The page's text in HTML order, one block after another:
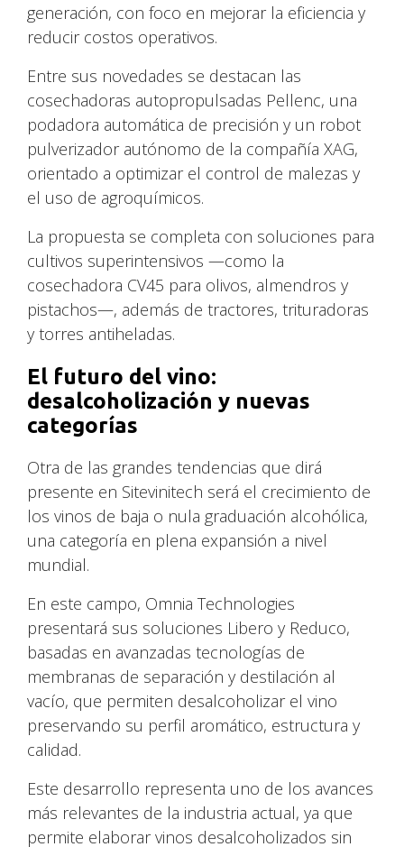
generación, con foco en mejorar la eficiencia y
reducir costos operativos.
Entre sus novedades se destacan las
cosechadoras autopropulsadas Pellenc, una
podadora automática de precisión y un robot
pulverizador autónomo de la compañía XAG,
orientado a optimizar el control de malezas y
el uso de agroquímicos.
La propuesta se completa con soluciones para
cultivos superintensivos —como la
cosechadora CV45 para olivos, almendros y
pistachos—, además de tractores, trituradoras
y torres antiheladas.
El futuro del vino:
desalcoholización y nuevas
categorías
Otra de las grandes tendencias que dirá
presente en Sitevinitech será el crecimiento de
los vinos de baja o nula graduación alcohólica,
una categoría en plena expansión a nivel
mundial.
En este campo, Omnia Technologies
presentará sus soluciones Libero y Reduco,
basadas en avanzadas tecnologías de
membranas de separación y destilación al
vacío, que permiten desalcoholizar el vino
preservando su perfil aromático, estructura y
calidad.
Este desarrollo representa uno de los avances
más relevantes de la industria actual, ya que
permite elaborar vinos desalcoholizados sin